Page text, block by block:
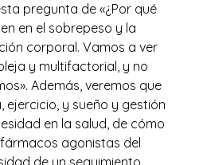
pregunta de «¿Por qué
en el sobrepeso y la
corporal. Vamos a ver
y multifactorial, y no
Además, veremos que
y sueño y gestión
en la salud, de cómo
agonistas del
de un seguimiento